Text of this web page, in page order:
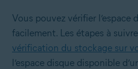
Vous pouvez vérifier l’espace
facilement. Les étapes à
vérification du stockage sur
l’espace disque disponible